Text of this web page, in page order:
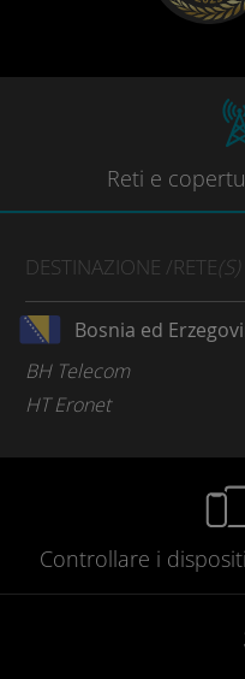
Reti e
DESTINAZIONE /RETE(S)
Bosnia ed
BH Telecom
HT Eronet
Controllare i